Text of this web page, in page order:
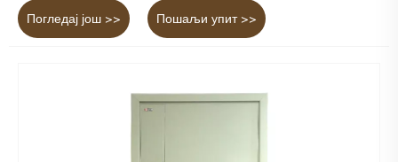
Погледај још >> Пошаљи упит >>